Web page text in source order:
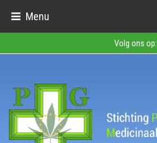
Menu
Volg ons op: